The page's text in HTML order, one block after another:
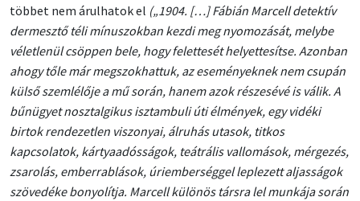
többet nem árulhatok el („1904. […] Fábián Marcell detektív
dermesztő téli mínuszokban kezdi meg nyomozását, melybe
véletlenül csöppen bele, hogy felettesét helyettesítse. Azonban
ahogy tőle már megszokhattuk, az eseményeknek nem csupán
külső szemlélője a mű során, hanem azok részesévé is válik. A
bűnügyet nosztalgikus isztambuli úti élmények, egy vidéki
birtok rendezetlen viszonyai, álruhás utasok, titkos
kapcsolatok, kártyaadósságok, teátrális vallomások, mérgezés,
zsarolás, emberrablások, úriemberséggel leplezett aljasságok
szövedéke bonyolítja. Marcell különös társra lel munkája során